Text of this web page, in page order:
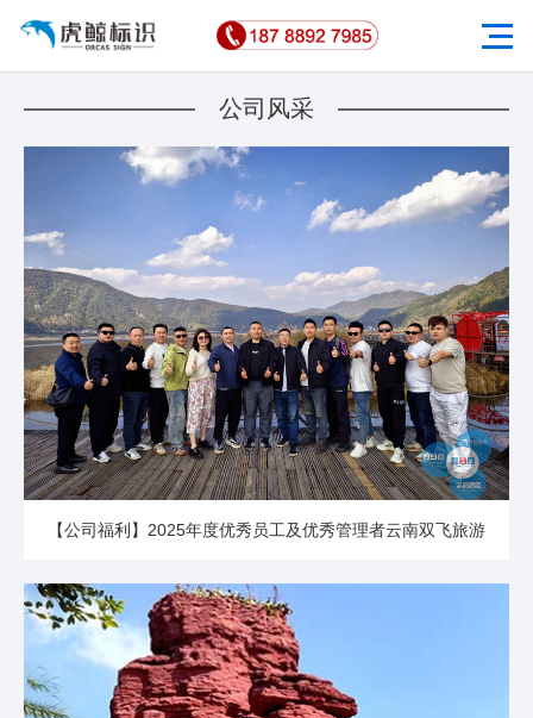
公司风采
【公司福利】2025年度优秀员工及优秀管理者云南双飞旅游